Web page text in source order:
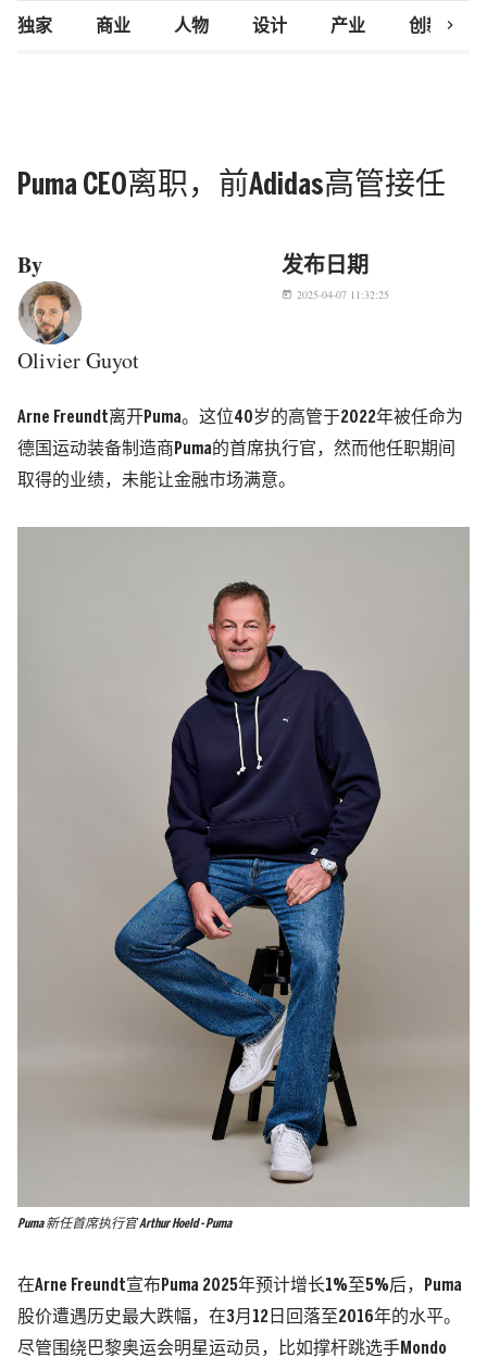
独家 商业 人物 设计 产业 创新研究
chevron_right
Puma CEO离职，前Adidas高管接任
By
Olivier Guyot
发布日期
today 2025-04-07 11:32:25
Arne Freundt离开Puma。这位40岁的高管于2022年被任命为
德国运动装备制造商Puma的首席执行官，然而他任职期间
取得的业绩，未能让金融市场满意。
Puma 新任首席执行官 Arthur Hoeld - Puma
在Arne Freundt宣布Puma 2025年预计增长1%至5%后，Puma
股价遭遇历史最大跌幅，在3月12日回落至2016年的水平。
尽管围绕巴黎奥运会明星运动员，比如撑杆跳选手Mondo